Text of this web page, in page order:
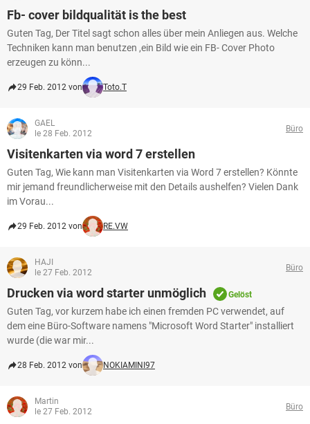
Fb- cover bildqualität is the best
Guten Tag, Der Titel sagt schon alles über mein Anliegen aus. Welche
Techniken kann man benutzen ,ein Bild wie ein FB- Cover Photo
erzeugen zu könn...
29 Feb. 2012 von Toto.T
GAEL
le 28 Feb. 2012
Büro
Visitenkarten via word 7 erstellen
Guten Tag, Wie kann man Visitenkarten via Word 7 erstellen? Könnte
mir jemand freundlicherweise mit den Details aushelfen? Vielen Dank
im Vorau...
29 Feb. 2012 von RE.VW
HAJI
le 27 Feb. 2012
Büro
Drucken via word starter unmöglich Gelöst
Guten Tag, vor kurzem habe ich einen fremden PC verwendet, auf
dem eine Büro-Software namens "Microsoft Word Starter" installiert
wurde (die war mir...
28 Feb. 2012 von NOKIAMINI97
Martin
le 27 Feb. 2012
Büro